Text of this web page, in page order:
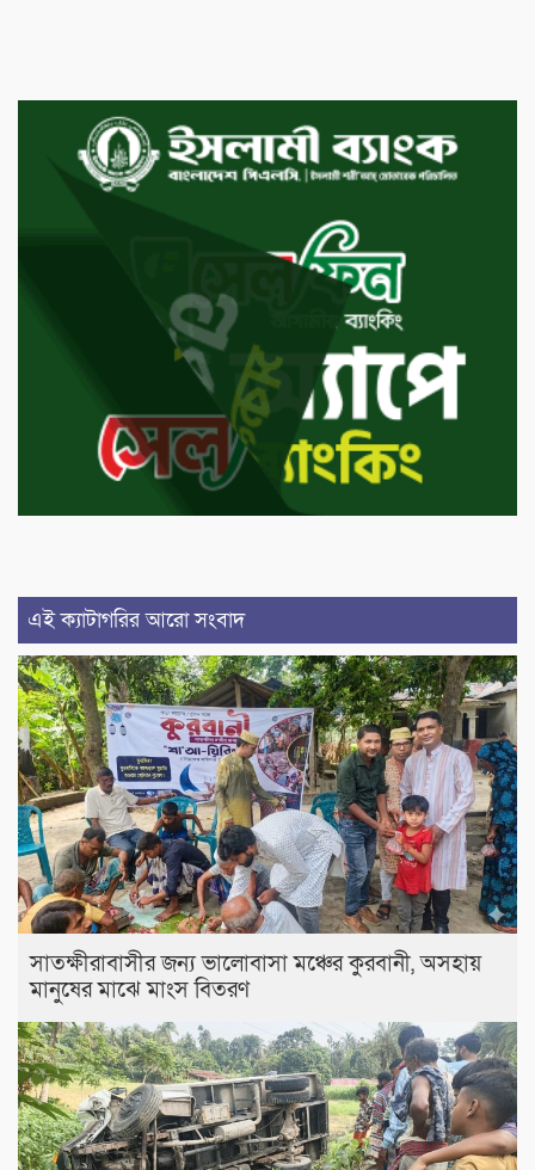
এই ক্যাটাগরির আরো সংবাদ
সাতক্ষীরাবাসীর জন্য ভালোবাসা মঞ্চের কুরবানী, অসহায়
মানুষের মাঝে মাংস বিতরণ